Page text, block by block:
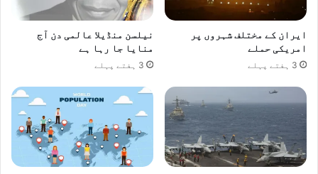
ایران کے مختلف شہروں پر
امریکی حملے
3 ہفتے پہلے
نیلسن منڈیلا عالمی دن آج
منایا جا رہا ہے
3 ہفتے پہلے